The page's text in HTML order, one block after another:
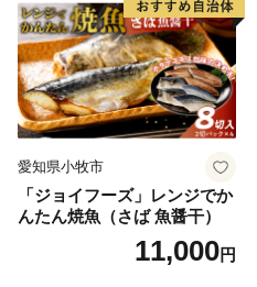
愛知県小牧市
「ジョイフーズ」レンジでか
んたん焼魚（さば 魚醤干）
11,000円